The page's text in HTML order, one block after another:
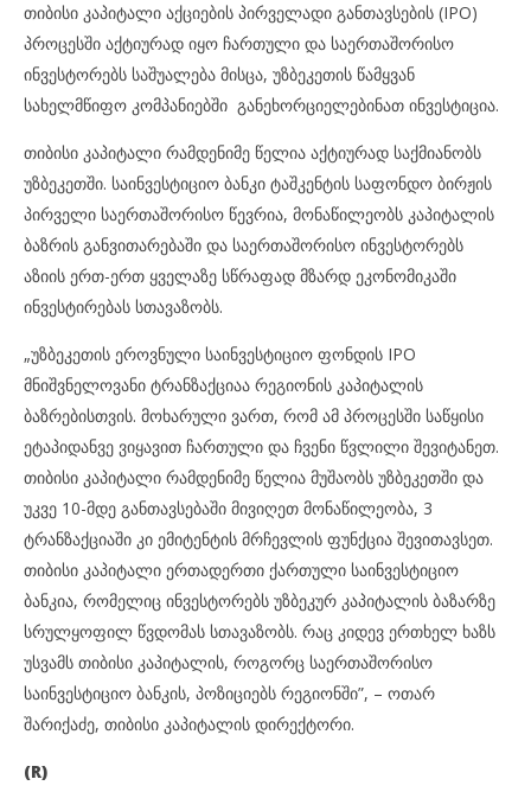
თიბისი კაპიტალი აქციების პირველადი განთავსების (IPO)
პროცესში აქტიურად იყო ჩართული და საერთაშორისო
ინვესტორებს საშუალება მისცა, უზბეკეთის წამყვან
სახელმწიფო კომპანიებში განეხორციელებინათ ინვესტიცია.
თიბისი კაპიტალი რამდენიმე წელია აქტიურად საქმიანობს
უზბეკეთში. საინვესტიციო ბანკი ტაშკენტის საფონდო ბირჟის
პირველი საერთაშორისო წევრია, მონაწილეობს კაპიტალის
ბაზრის განვითარებაში და საერთაშორისო ინვესტორებს
აზიის ერთ-ერთ ყველაზე სწრაფად მზარდ ეკონომიკაში
ინვესტირებას სთავაზობს.
„უზბეკეთის ეროვნული საინვესტიციო ფონდის IPO
მნიშვნელოვანი ტრანზაქციაა რეგიონის კაპიტალის
ბაზრებისთვის. მოხარული ვართ, რომ ამ პროცესში საწყისი
ეტაპიდანვე ვიყავით ჩართული და ჩვენი წვლილი შევიტანეთ.
თიბისი კაპიტალი რამდენიმე წელია მუშაობს უზბეკეთში და
უკვე 10-მდე განთავსებაში მივიღეთ მონაწილეობა, 3
ტრანზაქციაში კი ემიტენტის მრჩევლის ფუნქცია შევითავსეთ.
თიბისი კაპიტალი ერთადერთი ქართული საინვესტიციო
ბანკია, რომელიც ინვესტორებს უზბეკურ კაპიტალის ბაზარზე
სრულყოფილ წვდომას სთავაზობს. რაც კიდევ ერთხელ ხაზს
უსვამს თიბისი კაპიტალის, როგორც საერთაშორისო
საინვესტიციო ბანკის, პოზიციებს რეგიონში”, – ოთარ
შარიქაძე, თიბისი კაპიტალის დირექტორი.
(R)